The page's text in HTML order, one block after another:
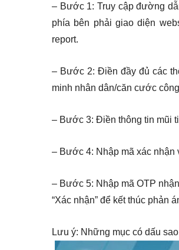
– Bước 1: Truy cập đường
phía bên phải giao diện
report.
– Bước 2: Điền đầy đủ các
minh nhân dân/căn cước
– Bước 3: Điền thông tin mũi
– Bước 4: Nhập mã xác nhận
– Bước 5: Nhập mã OTP
“Xác nhận” để kết thúc phản
Lưu ý: Những mục có dấu